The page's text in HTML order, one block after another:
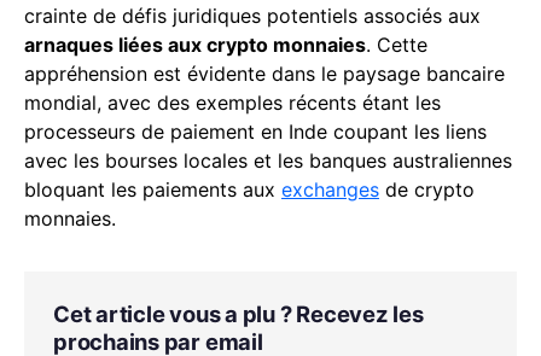
crainte de défis juridiques potentiels associés aux
arnaques liées aux crypto monnaies. Cette
appréhension est évidente dans le paysage bancaire
mondial, avec des exemples récents étant les
processeurs de paiement en Inde coupant les liens
avec les bourses locales et les banques australiennes
bloquant les paiements aux exchanges de crypto
monnaies.
Cet article vous a plu ? Recevez les
prochains par email